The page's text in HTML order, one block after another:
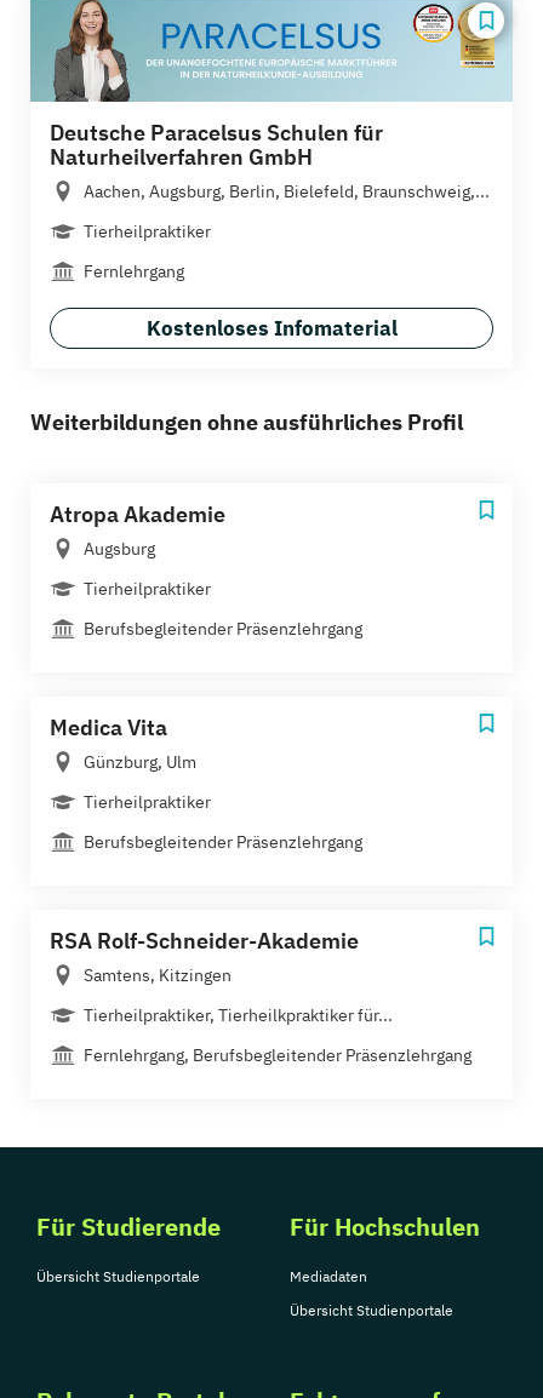
Deutsche Paracelsus Schulen für
Naturheilverfahren GmbH
Aachen, Augsburg, Berlin, Bielefeld, Braunschweig,...
Tierheilpraktiker
Fernlehrgang
Kostenloses Infomaterial
Weiterbildungen ohne ausführliches Profil
Atropa Akademie
Augsburg
Tierheilpraktiker
Berufsbegleitender Präsenzlehrgang
Medica Vita
Günzburg, Ulm
Tierheilpraktiker
Berufsbegleitender Präsenzlehrgang
RSA Rolf-Schneider-Akademie
Samtens, Kitzingen
Tierheilpraktiker, Tierheilkpraktiker für...
Fernlehrgang, Berufsbegleitender Präsenzlehrgang
Für Studierende
Übersicht Studienportale
Für Hochschulen
Mediadaten
Übersicht Studienportale